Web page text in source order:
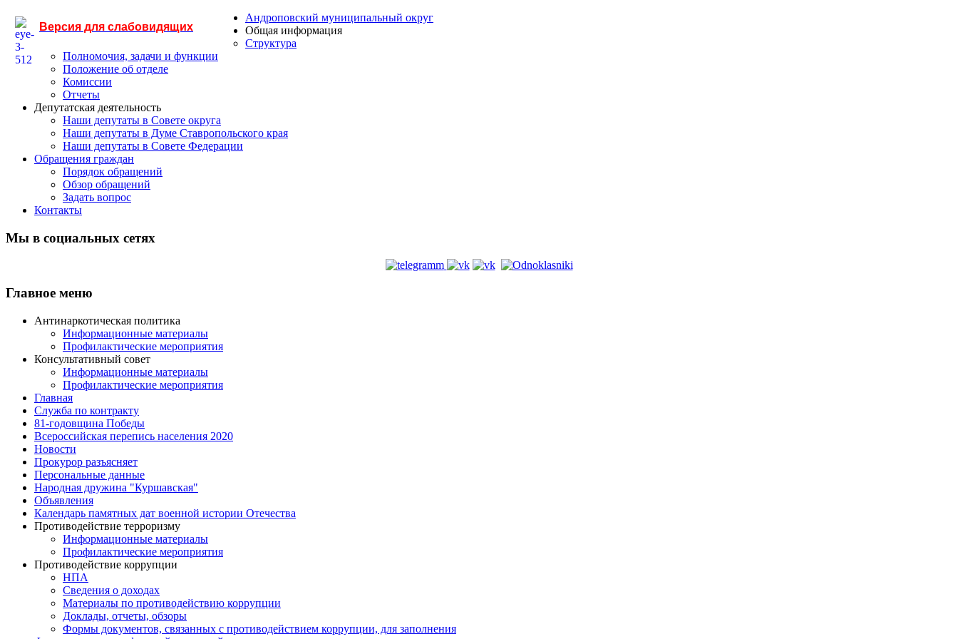
Версия для слабовидящих
Андроповский муниципальный округ
Общая информация
Структура
Полномочия, задачи и функции
Положение об отделе
Комиссии
Отчеты
Депутатская деятельность
Наши депутаты в Совете округа
Наши депутаты в Думе Ставропольского края
Наши депутаты в Совете Федерации
Обращения граждан
Порядок обращений
Обзор обращений
Задать вопрос
Контакты
Мы в социальных сетях
Главное меню
Антинаркотическая политика
Информационные материалы
Профилактические мероприятия
Консультативный совет
Информационные материалы
Профилактические мероприятия
Главная
Служба по контракту
81-годовщина Победы
Всероссийская перепись населения 2020
Новости
Прокурор разъясняет
Персональные данные
Народная дружина "Куршавская"
Объявления
Календарь памятных дат военной истории Отечества
Противодействие терроризму
Информационные материалы
Профилактические мероприятия
Противодействие коррупции
НПА
Сведения о доходах
Материалы по противодействию коррупции
Доклады, отчеты, обзоры
Формы документов, связанных с противодействием коррупции, для заполнения